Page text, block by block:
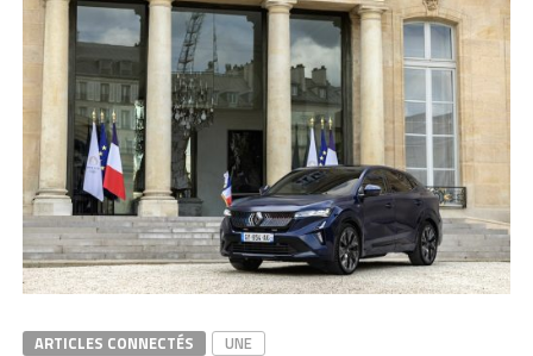
ARTICLES CONNECTÉS UNE